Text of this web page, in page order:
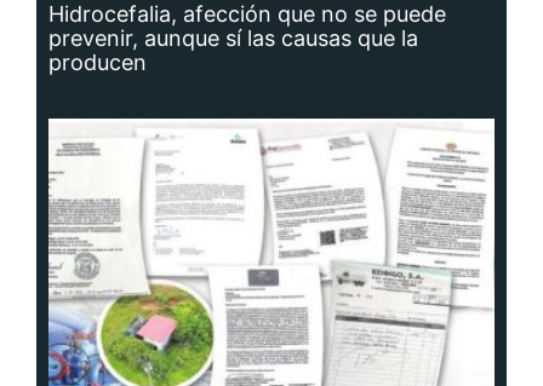
Hidrocefalia, afección que no se puede
prevenir, aunque sí las causas que la
producen